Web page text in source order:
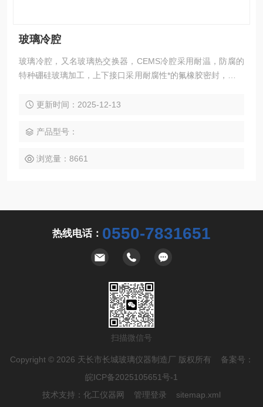
玻璃冷腔
玻璃冷腔，又名玻璃热交换器，CEMS冷腔采用耐温，防腐的
特种硼硅玻璃加工，上下接口采用耐腐性*的氟橡胶密封，内含
的双级冷凝功能，使温度控制更均匀、稳定。适用于半导体制
更新时间：2025-12-13
产品型号：
浏览量：8661
热线电话： 0550-7831651
扫描微信号
Copyright © 2026 天长市长城玻璃仪器制造厂 版权所有 备案号：
皖ICP备2025105651号-1
技术支持： 化工仪器网 管理登录 sitemap.xml